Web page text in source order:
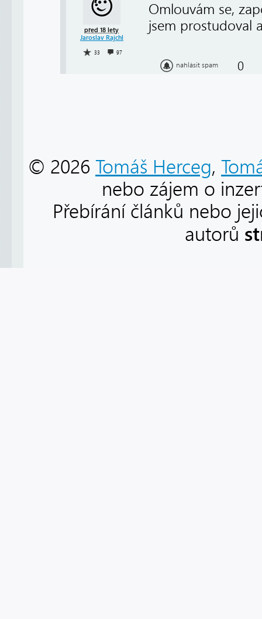
před 18 lety
Jaroslav Rajchl
33 97
Omlouvám se,
jsem prostudoval
nahlásit spam 0
© 2026 Tomáš Herceg,
nebo zájem o
Přebírání článků nebo
autorů